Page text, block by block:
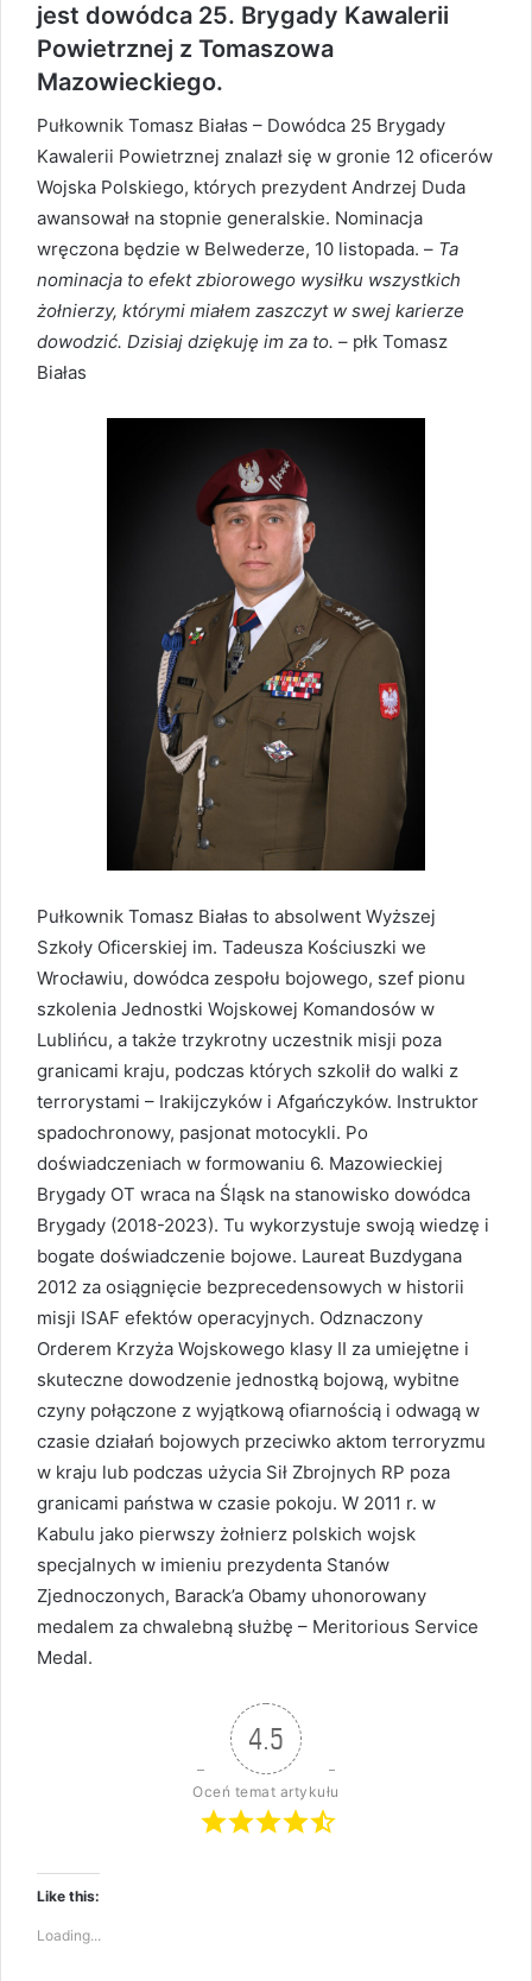
jest dowódca 25. Brygady Kawalerii
Powietrznej z Tomaszowa
Mazowieckiego.
Pułkownik Tomasz Białas – Dowódca 25 Brygady
Kawalerii Powietrznej znalazł się w gronie 12 oficerów
Wojska Polskiego, których prezydent Andrzej Duda
awansował na stopnie generalskie. Nominacja
wręczona będzie w Belwederze, 10 listopada. – Ta
nominacja to efekt zbiorowego wysiłku wszystkich
żołnierzy, którymi miałem zaszczyt w swej karierze
dowodzić. Dzisiaj dziękuję im za to. – płk Tomasz
Białas
Pułkownik Tomasz Białas to absolwent Wyższej
Szkoły Oficerskiej im. Tadeusza Kościuszki we
Wrocławiu, dowódca zespołu bojowego, szef pionu
szkolenia Jednostki Wojskowej Komandosów w
Lublińcu, a także trzykrotny uczestnik misji poza
granicami kraju, podczas których szkolił do walki z
terrorystami – Irakijczyków i Afgańczyków. Instruktor
spadochronowy, pasjonat motocykli. Po
doświadczeniach w formowaniu 6. Mazowieckiej
Brygady OT wraca na Śląsk na stanowisko dowódca
Brygady (2018-2023). Tu wykorzystuje swoją wiedzę i
bogate doświadczenie bojowe. Laureat Buzdygana
2012 za osiągnięcie bezprecedensowych w historii
misji ISAF efektów operacyjnych. Odznaczony
Orderem Krzyża Wojskowego klasy II za umiejętne i
skuteczne dowodzenie jednostką bojową, wybitne
czyny połączone z wyjątkową ofiarnością i odwagą w
czasie działań bojowych przeciwko aktom terroryzmu
w kraju lub podczas użycia Sił Zbrojnych RP poza
granicami państwa w czasie pokoju. W 2011 r. w
Kabulu jako pierwszy żołnierz polskich wojsk
specjalnych w imieniu prezydenta Stanów
Zjednoczonych, Barack’a Obamy uhonorowany
medalem za chwalebną służbę – Meritorious Service
Medal.
4.5
Oceń temat artykułu
Like this:
Loading...